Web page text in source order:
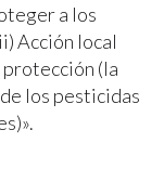
a los
Acción local
(la
los pesticidas